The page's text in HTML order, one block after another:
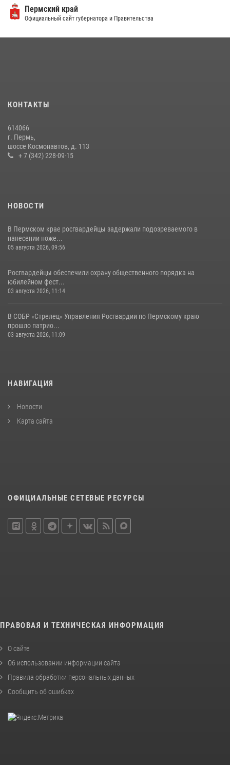
«Сабантуй-2026»
07 июля 2026, 10:02 3
ветеринарно-санитарной службы с годовщиной образования
В Пермском крае росгвардейцы приняли участие в ярмарке
вакансий
Пермский край
Официальный сайт губернатора и Правительства
КОНТАКТЫ
614066
г. Пермь,
шоссе Космонавтов, д. 113
+ 7 (342) 228-09-15
НОВОСТИ
В Пермском крае росгвардейцы задержали подозреваемого в
нанесении ноже...
05 августа 2026, 09:56
Росгвардейцы обеспечили охрану общественного порядка на
юбилейном фест...
03 августа 2026, 11:14
В СОБР «Стрелец» Управления Росгвардии по Пермскому краю
прошло патрио...
03 августа 2026, 11:09
НАВИГАЦИЯ
Новости
Карта сайта
ОФИЦИАЛЬНЫЕ СЕТЕВЫЕ РЕСУРСЫ
ПРАВОВАЯ И ТЕХНИЧЕСКАЯ ИНФОРМАЦИЯ
О сайте
Об использовании информации сайта
Правила обработки персональных данных
Сообщить об ошибках